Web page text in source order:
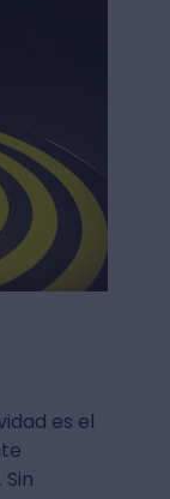
es el